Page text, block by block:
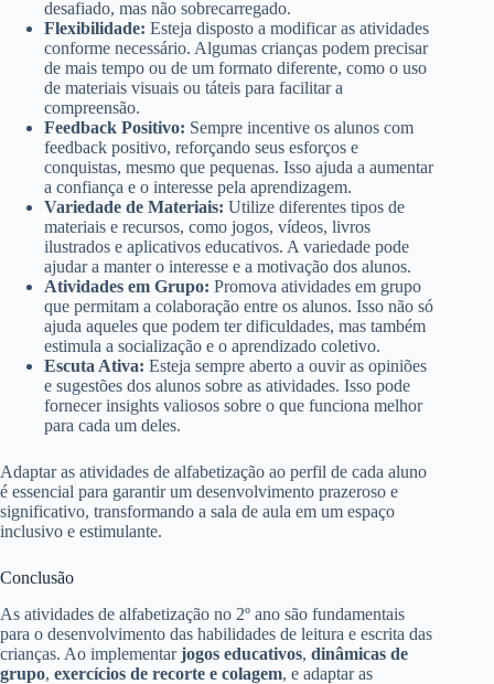
desafiado, mas não sobrecarregado.
Flexibilidade: Esteja disposto a modificar as atividades
conforme necessário. Algumas crianças podem precisar
de mais tempo ou de um formato diferente, como o uso
de materiais visuais ou táteis para facilitar a
compreensão.
Feedback Positivo: Sempre incentive os alunos com
feedback positivo, reforçando seus esforços e
conquistas, mesmo que pequenas. Isso ajuda a aumentar
a confiança e o interesse pela aprendizagem.
Variedade de Materiais: Utilize diferentes tipos de
materiais e recursos, como jogos, vídeos, livros
ilustrados e aplicativos educativos. A variedade pode
ajudar a manter o interesse e a motivação dos alunos.
Atividades em Grupo: Promova atividades em grupo
que permitam a colaboração entre os alunos. Isso não só
ajuda aqueles que podem ter dificuldades, mas também
estimula a socialização e o aprendizado coletivo.
Escuta Ativa: Esteja sempre aberto a ouvir as opiniões
e sugestões dos alunos sobre as atividades. Isso pode
fornecer insights valiosos sobre o que funciona melhor
para cada um deles.
Adaptar as atividades de alfabetização ao perfil de cada aluno
é essencial para garantir um desenvolvimento prazeroso e
significativo, transformando a sala de aula em um espaço
inclusivo e estimulante.
Conclusão
As atividades de alfabetização no 2º ano são fundamentais
para o desenvolvimento das habilidades de leitura e escrita das
crianças. Ao implementarjogos educativos, dinâmicas de
grupo, exercícios de recorte e colagem, e adaptar as